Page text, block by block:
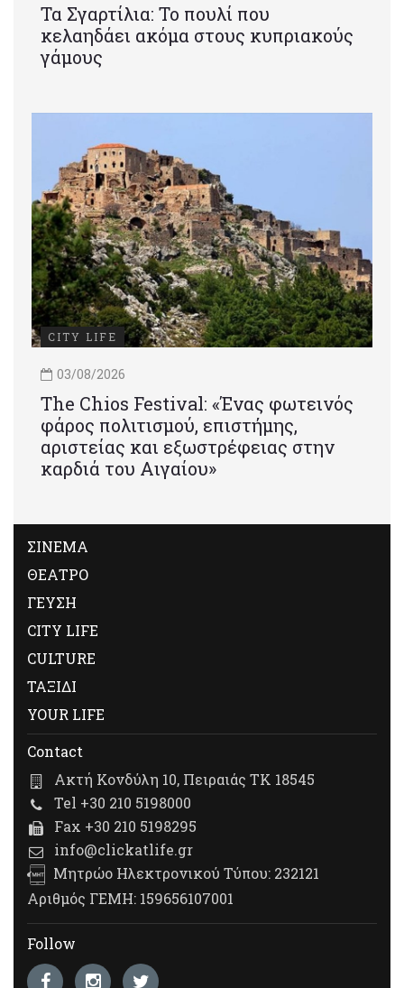
Τα Σγαρτίλια: Το πουλί που
κελαηδάει ακόμα στους κυπριακούς
γάμους
CITY LIFE
03/08/2026
Τhe Chios Festival: «Ένας φωτεινός
φάρος πολιτισμού, επιστήμης,
αριστείας και εξωστρέφειας στην
καρδιά του Αιγαίου»
ΣΙΝΕΜΑ
ΘΕΑΤΡΟ
ΓΕΥΣΗ
CITY LIFE
CULTURE
ΤΑΞΙΔΙ
YOUR LIFE
Contact
Ακτή Κονδύλη 10, Πειραιάς ΤΚ 18545
Tel +30 210 5198000
Fax +30 210 5198295
info@clickatlife.gr
Μητρώο Ηλεκτρονικού Τύπου: 232121
Αριθμός ΓΕΜΗ: 159656107001
Follow